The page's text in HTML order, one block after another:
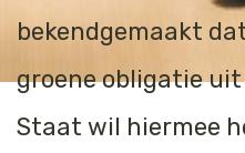
bekendgemaakt
groene obligatie
Staat wil hiermee